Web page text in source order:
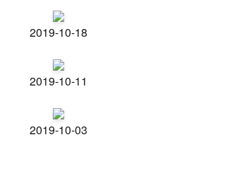
2019-10-18
2019-10-11
2019-10-03